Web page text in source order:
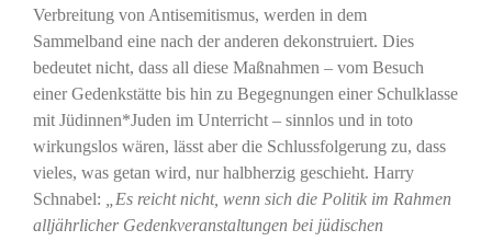
Verbreitung von Antisemitismus, werden in dem
Sammelband eine nach der anderen dekonstruiert. Dies
bedeutet nicht, dass all diese Maßnahmen – vom Besuch
einer Gedenkstätte bis hin zu Begegnungen einer Schulklasse
mit Jüdinnen*Juden im Unterricht – sinnlos und in toto
wirkungslos wären, lässt aber die Schlussfolgerung zu, dass
vieles, was getan wird, nur halbherzig geschieht. Harry
Schnabel:
„Es reicht nicht, wenn sich die Politik im Rahmen
alljährlicher Gedenkveranstaltungen bei jüdischen